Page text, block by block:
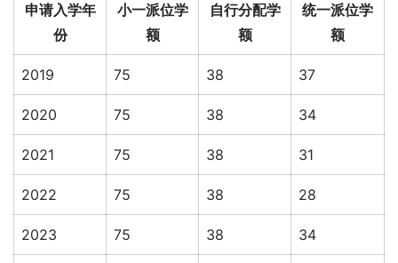
申请入学年
份
小一派位学
额
自行分配学
额
统一派位学
额
2019 75 38 37
2020 75 38 34
2021 75 38 31
2022 75 38 28
2023 75 38 34